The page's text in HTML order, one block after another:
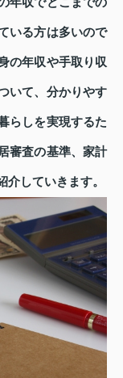
いる方は多いので
の年収や手取り収
いて、分かりやす
らしを実現するた
審査の基準、家計
していきます。